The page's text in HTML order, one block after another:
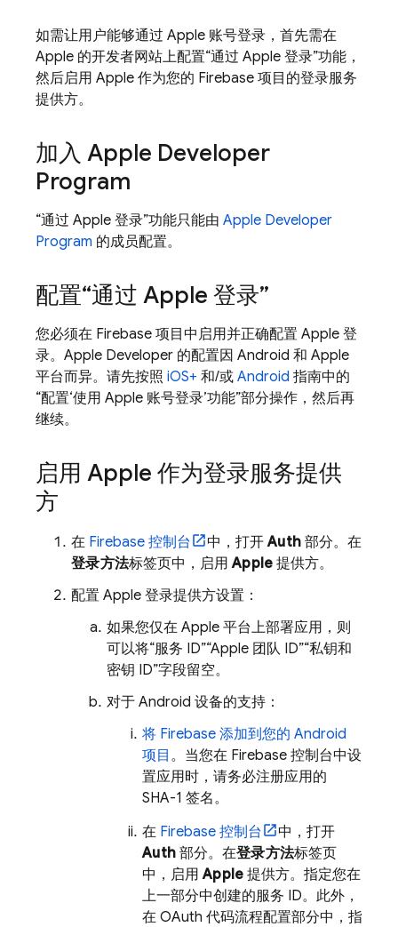
如需让用户能够通过 Apple 账号登录，首先需在
Apple 的开发者网站上配置“通过 Apple 登录”功能，
然后启用 Apple 作为您的 Firebase 项目的登录服务
提供方。
加入 Apple Developer
Program
“通过 Apple 登录”功能只能由 Apple Developer
Program 的成员配置。
配置“通过 Apple 登录”
您必须在 Firebase 项目中启用并正确配置 Apple 登
录。Apple Developer 的配置因 Android 和 Apple
平台而异。请先按照 iOS+ 和/或 Android 指南中的
“配置‘使用 Apple 账号登录’功能”部分操作，然后再
继续。
启用 Apple 作为登录服务提供
方
在 Firebase 控制台 中，打开Auth 部分。在
登录方法标签页中，启用Apple 提供方。
配置 Apple 登录提供方设置：
如果您仅在 Apple 平台上部署应用，则
可以将“服务 ID”“Apple 团队 ID”“私钥和
密钥 ID”字段留空。
对于 Android 设备的支持：
将 Firebase 添加到您的 Android
项目 。当您在 Firebase 控制台中设
置应用时，请务必注册应用的
SHA-1 签名。
在 Firebase 控制台
中，打开
Auth 部分。在登录方法标签页
中，启用Apple 提供方。指定您在
上一部分中创建的服务 ID。此外，
在 OAuth 代码流程配置部分中，指